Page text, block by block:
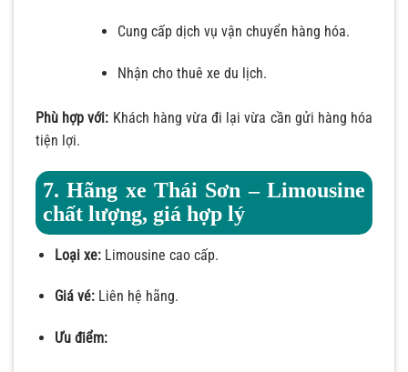
Cung cấp dịch vụ vận chuyển hàng hóa.
Nhận cho thuê xe du lịch.
Phù hợp với: Khách hàng vừa đi lại vừa cần gửi hàng hóa
tiện lợi.
7. Hãng xe Thái Sơn – Limousine
chất lượng, giá hợp lý
Loại xe:Limousine cao cấp.
Giá vé:Liên hệ hãng.
Ưu điểm: